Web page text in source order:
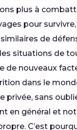
plus à
pour survivre,
de
situations de
de nouveaux
dans le
privée, sans
en général et
C’est